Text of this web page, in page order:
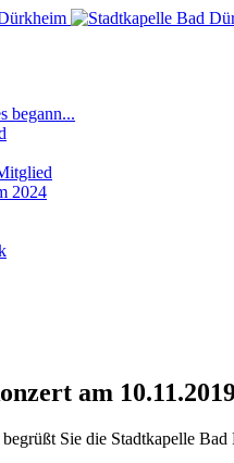
begann...
2024
am
Sie die Stadtkapelle